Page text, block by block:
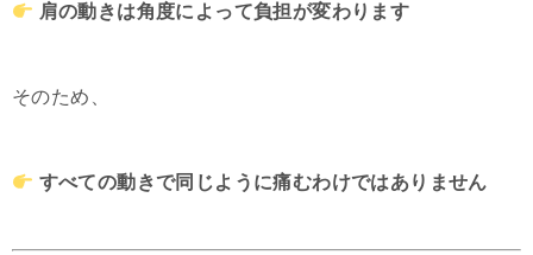
肩の動きは角度によって負担が変わります
そのため、
すべての動きで同じように痛むわけではありません